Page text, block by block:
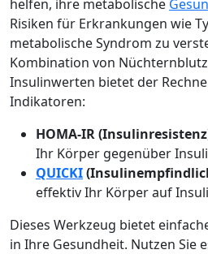
helfen, ihre metabolische
Risiken für Erkrankungen wie
metabolische Syndrom zu
Kombination von
Insulinwerten bietet der
Indikatoren:
HOMA-IR
Ihr Körper gegenüber
QUICKI
effektiv Ihr Körper auf
Dieses Werkzeug bietet
in Ihre Gesundheit. Nutzen Sie